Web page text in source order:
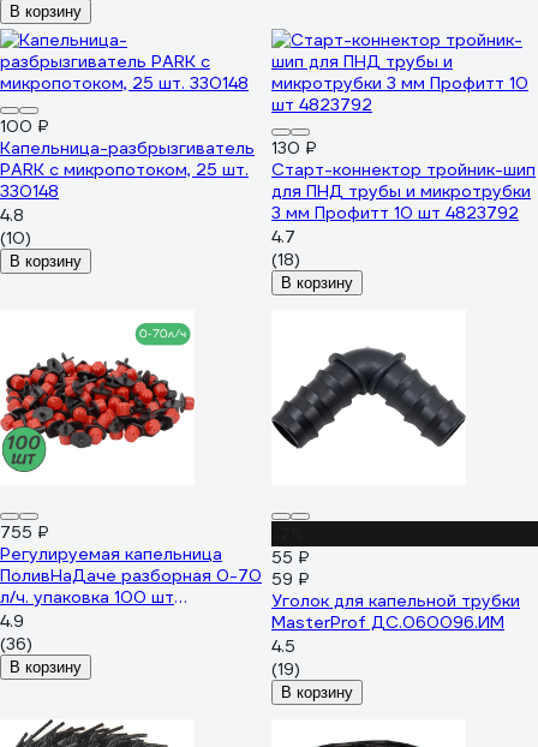
В корзину
100 ₽
Капельница-разбрызгиватель
PARK с микропотоком, 25 шт.
330148
4.8
(10)
В корзину
130 ₽
Старт-коннектор тройник-шип
для ПНД трубы и микротрубки
3 мм Профитт 10 шт 4823792
4.7
(18)
В корзину
755 ₽
Регулируемая капельница
ПоливНаДаче разборная 0-70
л/ч. упаковка 100 шт
AOD0170B.100
4.9
(36)
В корзину
55 ₽
59 ₽
Уголок для капельной трубки
MasterProf ДС.060096.ИМ
4.5
(19)
В корзину